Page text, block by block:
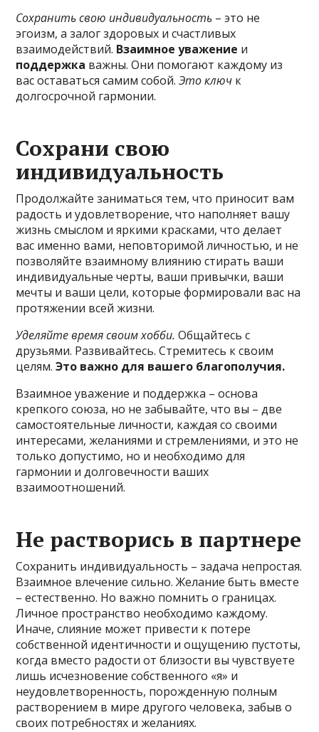
Сохранить свою индивидуальность – это не
эгоизм, а залог здоровых и счастливых
взаимодействий. Взаимное уважение и
поддержка важны. Они помогают каждому из
вас оставаться самим собой.Это ключ к
долгосрочной гармонии.
Сохрани свою
индивидуальность
Продолжайте заниматься тем, что приносит вам
радость и удовлетворение, что наполняет вашу
жизнь смыслом и яркими красками, что делает
вас именно вами, неповторимой личностью, и не
позволяйте взаимному влиянию стирать ваши
индивидуальные черты, ваши привычки, ваши
мечты и ваши цели, которые формировали вас на
протяжении всей жизни.
Уделяйте время своим хобби. Общайтесь с
друзьями. Развивайтесь. Стремитесь к своим
целям.Это важно для вашего благополучия.
Взаимное уважение и поддержка – основа
крепкого союза, но не забывайте, что вы – две
самостоятельные личности, каждая со своими
интересами, желаниями и стремлениями, и это не
только допустимо, но и необходимо для
гармонии и долговечности ваших
взаимоотношений.
Не растворись в партнере
Сохранить индивидуальность – задача непростая.
Взаимное влечение сильно. Желание быть вместе
– естественно. Но важно помнить о границах.
Личное пространство необходимо каждому.
Иначе, слияние может привести к потере
собственной идентичности и ощущению пустоты,
когда вместо радости от близости вы чувствуете
лишь исчезновение собственного «я» и
неудовлетворенность, порожденную полным
растворением в мире другого человека, забыв о
своих потребностях и желаниях.